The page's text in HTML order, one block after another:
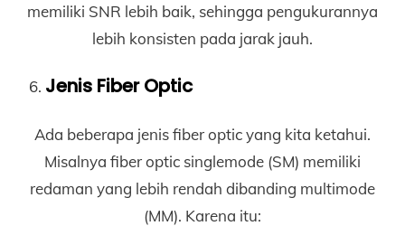
memiliki SNR lebih baik, sehingga pengukurannya
lebih konsisten pada jarak jauh.
Jenis Fiber Optic
Ada beberapa jenis fiber optic yang kita ketahui.
Misalnya fiber optic singlemode (SM) memiliki
redaman yang lebih rendah dibanding multimode
(MM). Karena itu: